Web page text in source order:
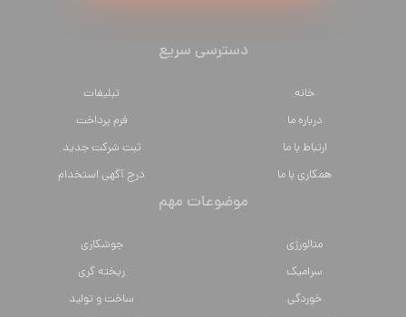
دسترسی سریع
خانه
تبلیغات
درباره ما
فرم پرداخت
ارتباط با ما
ثبت شرکت جدید
همکاری با ما
درج آگهی استخدام
موضوعات مهم
متالورژي
جوشکاری
سراميك
ریخته گری
خوردگی
ساخت و تولید